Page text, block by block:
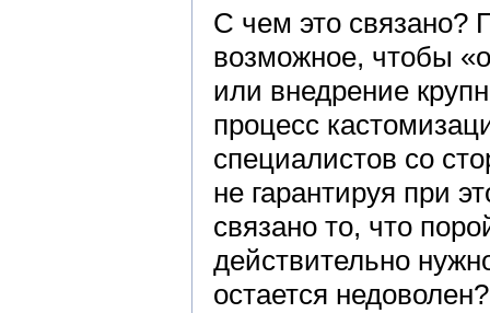
С чем это связано?
возможное, чтобы
или внедрение
процесс
специалистов со
не гарантируя при
связано то, что
действительно
остается недоволен?